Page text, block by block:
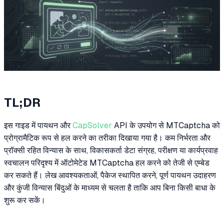
TL;DR
इस गाइड में पायथन औरCapSolver API के उपयोग से MTCaptcha को
प्रोग्रामैटिक रूप से हल करने का तरीका दिखाया गया है। कम निर्भरता और
प्रॉक्सी रहित विन्यास के साथ, विकासकर्ता डेटा संग्रह, परीक्षण या कार्यप्रवाह
स्वचालन परिदृश्य में ऑटोमेटेड MTCaptcha हल करने को तेजी से एम्बेड
कर सकते हैं। लेख आवश्यकताओं, पैकेज स्थापित करने, पूर्ण पायथन उदाहरण
और कुंजी विन्यास बिंदुओं के माध्यम से चलता है ताकि आप बिना किसी बाधा के
शुरू कर सकें।